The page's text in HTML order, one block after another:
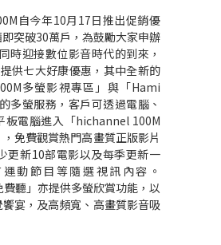
自今年10月17日推出促銷優
突破30萬戶，為鼓勵大家申辦
時迎接數位影音時代的到來，
供七大好康優惠，其中全新的
多螢影視專區」與「Hami
多螢服務，客戶可透過電腦、
板電腦進入「hichannel 100M
免費觀賞熱門高畫質正版影片
更新10部電影以及每季更新一
動節目等隨選視訊內容。
聽」亦提供多螢欣賞功能，以
宴，及高頻寬、高畫質影音吸